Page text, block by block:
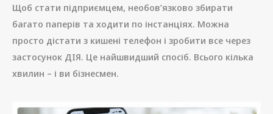
Щоб стати підприємцем, необов’язково збирати
багато паперів та ходити по інстанціях. Можна
просто дістати з кишені телефон і зробити все через
застосунок ДІЯ. Це найшвидший спосіб. Всього кілька
хвилин – і ви бізнесмен.